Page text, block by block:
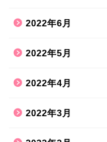
2022年6月
2022年5月
2022年4月
2022年3月